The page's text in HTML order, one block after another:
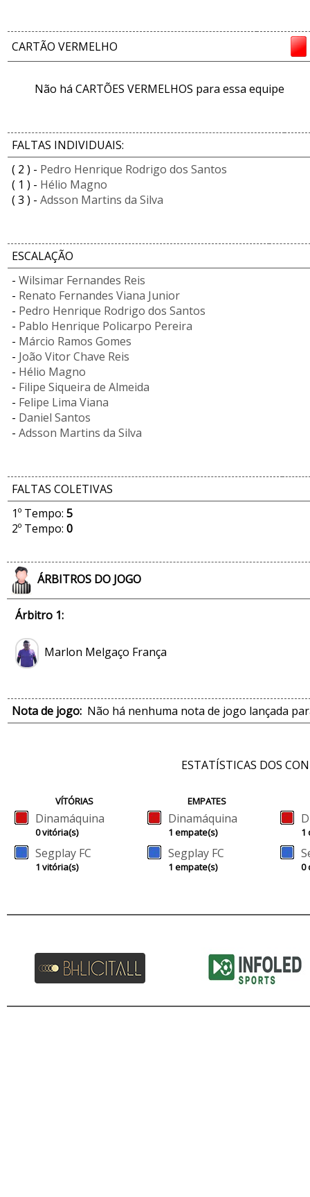
CARTÃO VERMELHO
Não há CARTÕES VERMELHOS para essa equipe
FALTAS INDIVIDUAIS:
( 2 ) - Pedro Henrique Rodrigo dos Santos
( 1 ) - Hélio Magno
( 3 ) - Adsson Martins da Silva
ESCALAÇÃO
- Wilsimar Fernandes Reis
- Renato Fernandes Viana Junior
- Pedro Henrique Rodrigo dos Santos
- Pablo Henrique Policarpo Pereira
- Márcio Ramos Gomes
- João Vitor Chave Reis
- Hélio Magno
- Filipe Siqueira de Almeida
- Felipe Lima Viana
- Daniel Santos
- Adsson Martins da Silva
FALTAS COLETIVAS
1º Tempo: 5
2º Tempo: 0
ÁRBITROS DO JOGO
Árbitro 1:
Marlon Melgaço França
Nota de jogo: Não há nenhuma nota de jogo lançada
ESTATÍSTICAS DOS
VÍTÓRIAS
Dinamáquina
0 vitória(s)
Segplay FC
1 vitória(s)
EMPATES
Dinamáquina
1 empate(s)
Segplay FC
1 empate(s)
1
0